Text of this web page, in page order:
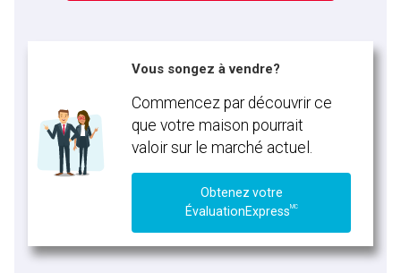
Vous songez à vendre?
Commencez par découvrir ce
que votre maison pourrait
valoir sur le marché actuel.
Obtenez votre
ÉvaluationExpressMC